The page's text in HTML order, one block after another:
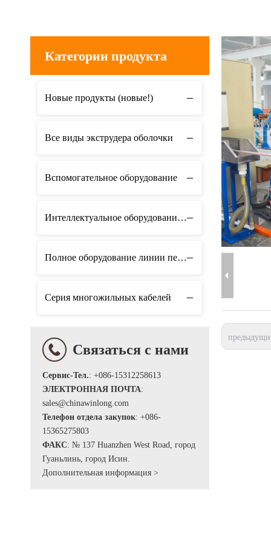
Категории продукта
Новые продукты (новые!)
Все виды экструдера оболочки
Вспомогательное оборудование
Интеллектуальное оборудование для мастерских
Полное оборудование линии передачи данных
Серия многожильных кабелей
Связаться с нами
Сервис-Тел.: +086-15312258613
ЭЛЕКТРОННАЯ ПОЧТА:
sales@chinawinlong.com
Телефон отдела закупок: +086-
15365275803
ФАКС: № 137 Huanzhen West Road, город
Гуаньлинь, город Исин.
Дополнительная информация >